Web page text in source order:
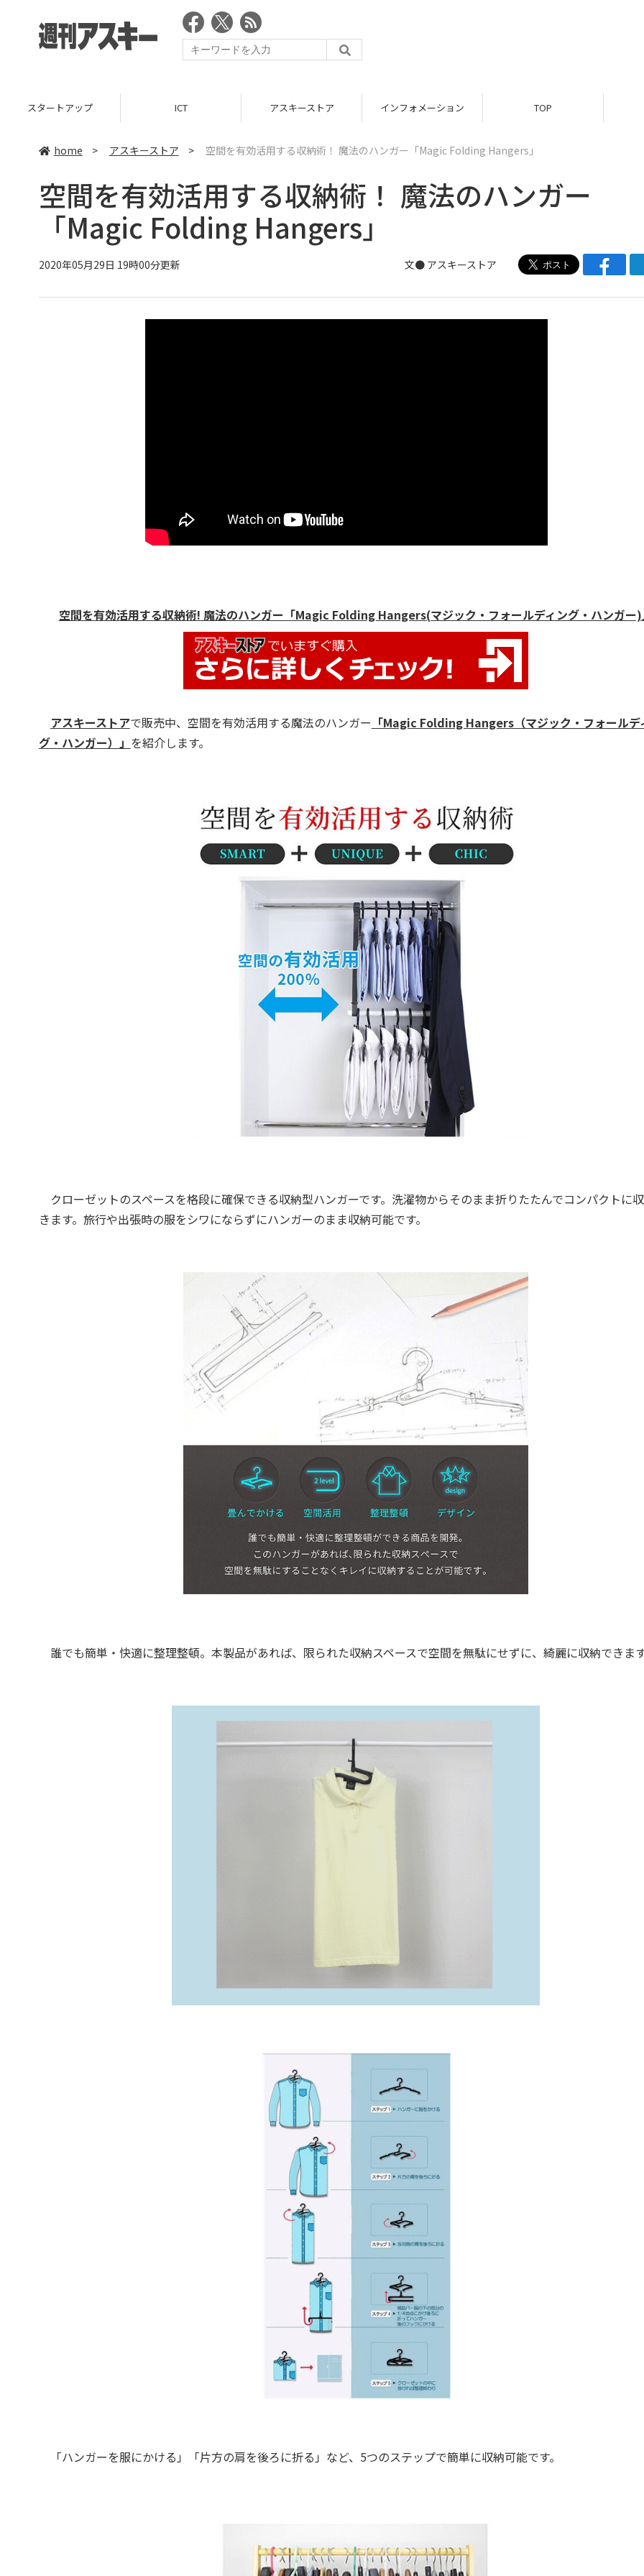
スタートアップ ICT アスキーストア インフォメーション TOP
home > アスキーストア > 空間を有効活用する収納術！ 魔法のハンガー「Magic Folding Hangers」
空間を有効活用する収納術！ 魔法のハンガー
「Magic Folding Hangers」
2020年05月29日 19時00分更新 文● アスキーストア
空間を有効活用する収納術! 魔法のハンガー「Magic Folding Hangers(マジック・フォールディング・ハンガー
アスキーストアで販売中、空間を有効活用する魔法のハンガー 「Magic Folding Hangers（マジック・フォールデ
グ・ハンガー）」 を紹介します。
クローゼットのスペースを格段に確保できる収納型ハンガーです。洗濯物からそのまま折りたたんでコンパクトに
きます。旅行や出張時の服をシワにならずにハンガーのまま収納可能です。
誰でも簡単・快適に整理整頓。本製品があれば、限られた収納スペースで空間を無駄にせずに、綺麗に収納できま
「ハンガーを服にかける」「片方の肩を後ろに折る」など、5つのステップで簡単に収納可能です。